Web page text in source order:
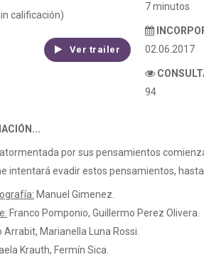
calificación)
Ver trailer
7 minutos
02.06.2017
94
por sus pensamientos
intentará evadir estos pensamientos,
Manuel Gimenez.
Franco Pomponio, Guillermo Perez Olivera.
Arrabit, Marianella Luna Rossi.
Krauth, Fermín Sica.